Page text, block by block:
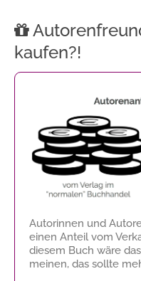
kaufen?!
Autorinnen und
einen Anteil vom
diesem Buch wäre
meinen, das sollte